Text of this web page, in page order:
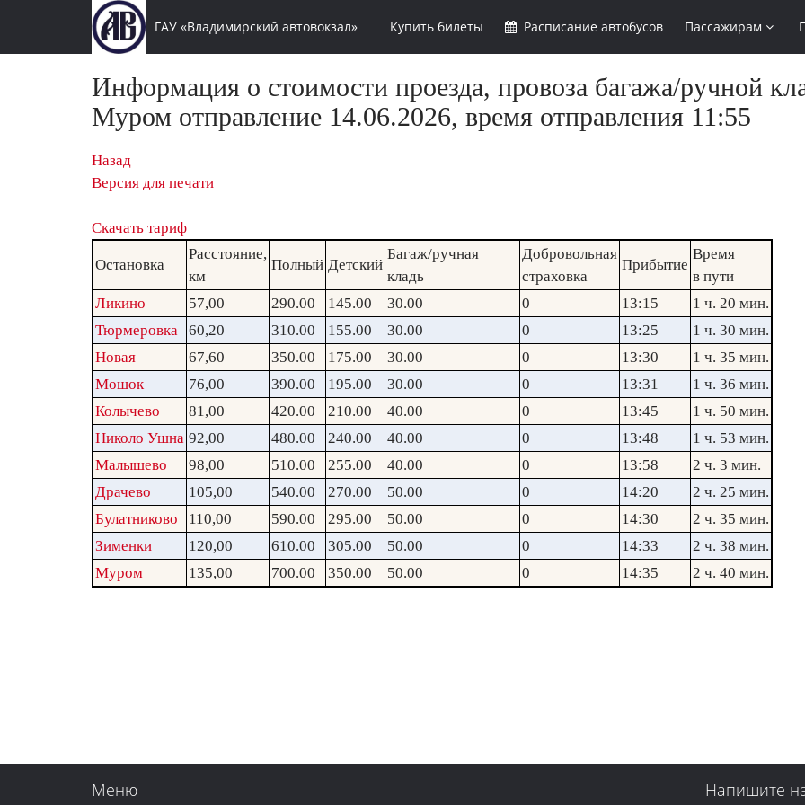
ГАУ «Владимирский автовокзал» Купить билеты Расписание автобусов Пассажирам
Информация о стоимости проезда, провоза багажа/ручной
Муром отправление 14.06.2026, время отправления 11:55
Назад
Версия для печати
Скачать тариф
Остановка
Расстояние,
км
Полный Детский
Багаж/ручная
кладь
Добровольная
страховка
Прибытие
Время
в пути
Ликино
57,00 290.00 145.00 30.00 0 13:15
1 ч. 20 мин.
Тюрмеровка
60,20 310.00 155.00 30.00 0 13:25
1 ч. 30 мин.
Новая
67,60 350.00 175.00 30.00 0 13:30
1 ч. 35 мин.
Мошок
76,00 390.00 195.00 30.00 0 13:31
1 ч. 36 мин.
Колычево
81,00 420.00 210.00 40.00 0 13:45
1 ч. 50 мин.
Николо Ушна 92,00 480.00 240.00 40.00 0 13:48
1 ч. 53 мин.
Малышево
98,00 510.00 255.00 40.00 0 13:58
2 ч. 3 мин.
Драчево
105,00 540.00 270.00 50.00 0 14:20
2 ч. 25 мин.
Булатниково
110,00 590.00 295.00 50.00 0 14:30
2 ч. 35 мин.
Зименки
120,00 610.00 305.00 50.00 0 14:33
2 ч. 38 мин.
Муром
135,00 700.00 350.00 50.00 0 14:35 2 ч. 40 мин.
Меню Напишите